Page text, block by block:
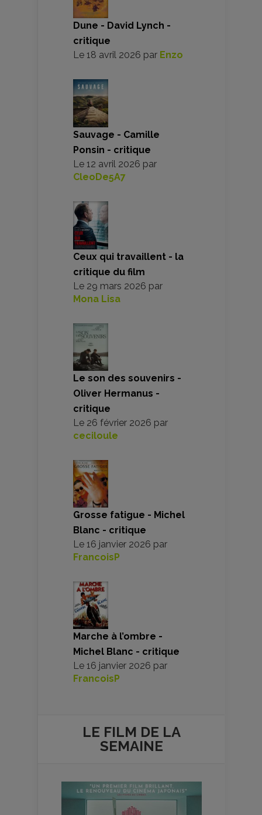
Dune - David Lynch -
critique
Le 18 avril 2026 par Enzo
Sauvage - Camille
Ponsin - critique
Le 12 avril 2026 par
CleoDe5A7
Ceux qui travaillent - la
critique du film
Le 29 mars 2026 par
Mona Lisa
Le son des souvenirs -
Oliver Hermanus -
critique
Le 26 février 2026 par
ceciloule
Grosse fatigue - Michel
Blanc - critique
Le 16 janvier 2026 par
FrancoisP
Marche à l’ombre -
Michel Blanc - critique
Le 16 janvier 2026 par
FrancoisP
LE FILM DE LA
SEMAINE